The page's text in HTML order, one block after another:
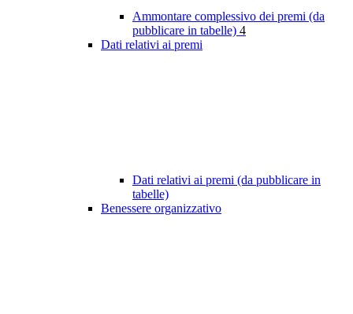
Ammontare complessivo dei premi (da
pubblicare in tabelle) 4
Dati relativi ai premi
Dati relativi ai premi (da pubblicare in
tabelle)
Benessere organizzativo